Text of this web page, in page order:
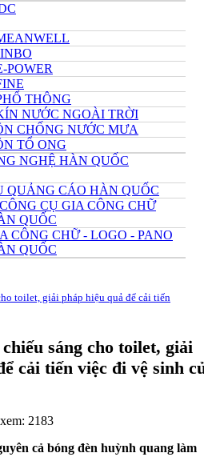
POWER
THÔNG
NƯỚC NGOÀI TRỜI
CHỐNG NƯỚC MƯA
TỔ ONG
NGHỆ HÀN QUỐC
QUẢNG CÁO HÀN QUỐC
CỤ GIA CÔNG CHỮ
QUỐC
CÔNG CHỮ - LOGO - PANO
QUỐC
toilet, giải pháp hiệu quả để cải tiến
sáng cho toilet, giải
cải tiến việc đi vệ sinh
2183
cả bóng đèn huỳnh quang làm